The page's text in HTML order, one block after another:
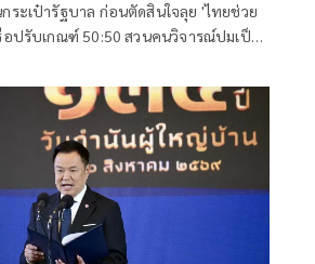
กระเป๋ารัฐบาล ก่อนตัดสินใจลุย 'ไทยช่วย
ปรับเกณฑ์ 50:50 สวนคนวิจารณ์ปมเป็น